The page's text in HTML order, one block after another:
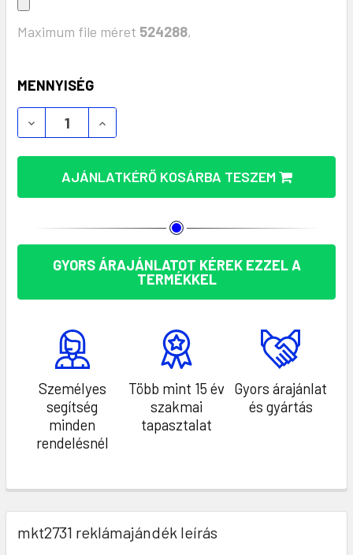
Maximum file méret 524288,
KÉSZLET:
MENNYISÉG
FENNTARTHATÓ FORTIS ÚJRAHASZNOSÍTOTT
FENNTARTHATÓ FORTIS
AJÁNLATKÉRŐ KOSÁRBA TESZEM
GYORS ÁRAJÁNLATOT KÉREK EZZEL A
TERMÉKKEL
Személyes
segítség
minden
rendelésnél
Több mint 15 év
szakmai
tapasztalat
Gyors árajánlat
és gyártás
mkt2731 reklámajándék leírás